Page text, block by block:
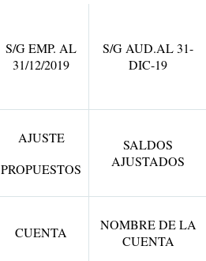
S/G EMP. AL
31/12/2019
S/G AUD.AL 31-
DIC-19
AJUSTE
PROPUESTOS
SALDOS
AJUSTADOS
CUENTA
NOMBRE DE LA
CUENTA